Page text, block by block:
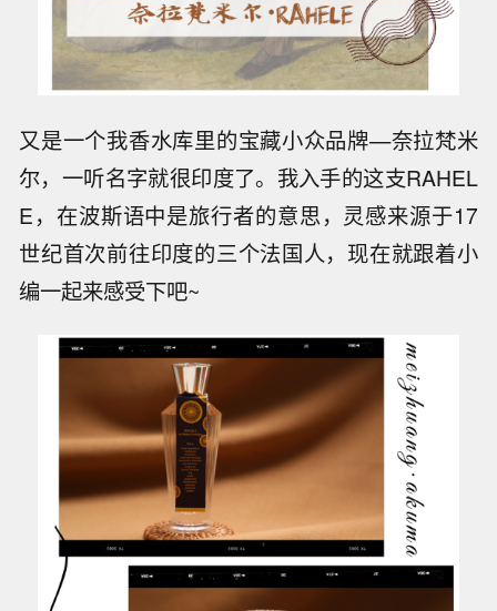
又是一个我香水库里的宝藏小众品牌—奈拉梵米
尔，一听名字就很印度了。我入手的这支RAHEL
E，在波斯语中是旅行者的意思，灵感来源于17
世纪首次前往印度的三个法国人，现在就跟着小
编一起来感受下吧~